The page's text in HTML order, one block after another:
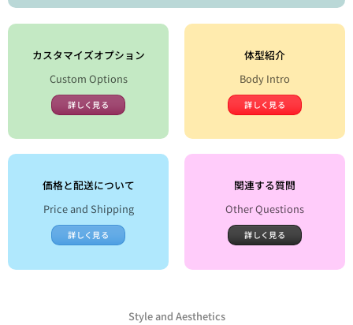
カスタマイズオプション
Custom Options
詳しく見る
体型紹介
Body Intro
詳しく見る
価格と配送について
Price and Shipping
詳しく見る
関連する質問
Other Questions
詳しく見る
Style and Aesthetics